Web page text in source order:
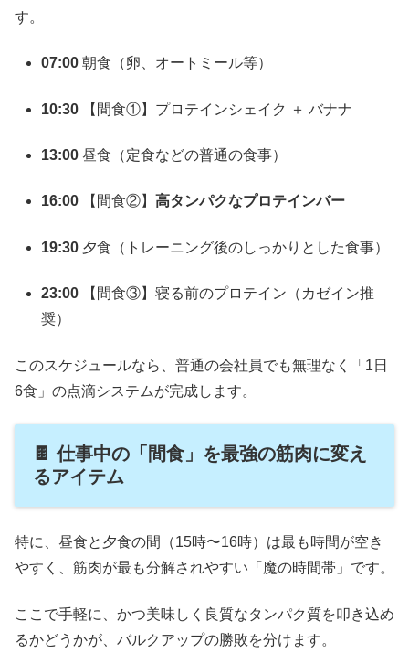
す。
07:00 朝食（卵、オートミール等）
10:30 【間食①】プロテインシェイク ＋ バナナ
13:00 昼食（定食などの普通の食事）
16:00 【間食②】高タンパクなプロテインバー
19:30 夕食（トレーニング後のしっかりとした食事）
23:00 【間食③】寝る前のプロテイン（カゼイン推
奨）
このスケジュールなら、普通の会社員でも無理なく「1日
6食」の点滴システムが完成します。
🍫 仕事中の「間食」を最強の筋肉に変え
るアイテム
特に、昼食と夕食の間（15時〜16時）は最も時間が空き
やすく、筋肉が最も分解されやすい「魔の時間帯」です。
ここで手軽に、かつ美味しく良質なタンパク質を叩き込め
るかどうかが、バルクアップの勝敗を分けます。